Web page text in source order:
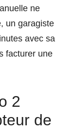
ne
un garagiste
avec sa
facturer une
2
de